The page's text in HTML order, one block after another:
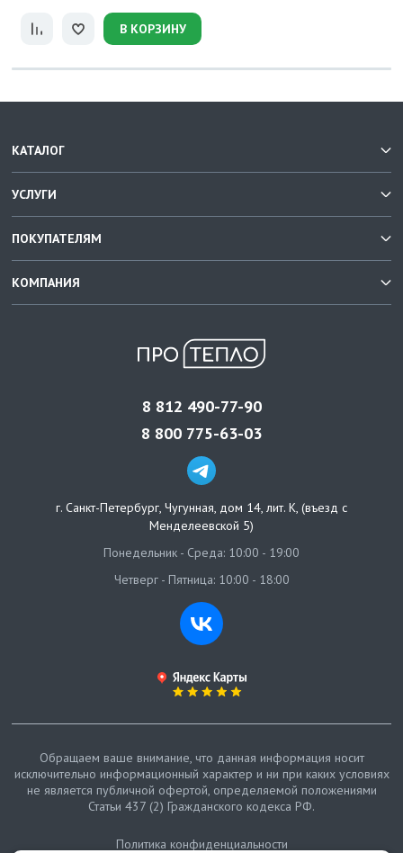
В КОРЗИНУ
КАТАЛОГ
УСЛУГИ
ПОКУПАТЕЛЯМ
КОМПАНИЯ
8 812 490-77-90
8 800 775-63-03
г. Санкт-Петербург, Чугунная, дом 14, лит. К, (въезд с
Менделеевской 5)
Понедельник - Среда: 10:00 - 19:00
Четверг - Пятница: 10:00 - 18:00
Обращаем ваше внимание, что данная информация носит
исключительно информационный характер и ни при каких условиях
не является публичной офертой, определяемой положениями
Статьи 437 (2) Гражданского кодекса РФ.
Политика конфиденциальности